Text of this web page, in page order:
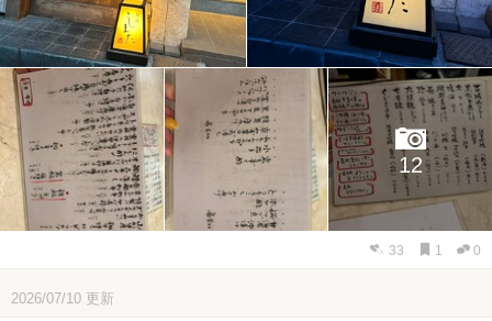
12
33 1 0
2026/07/10 更新